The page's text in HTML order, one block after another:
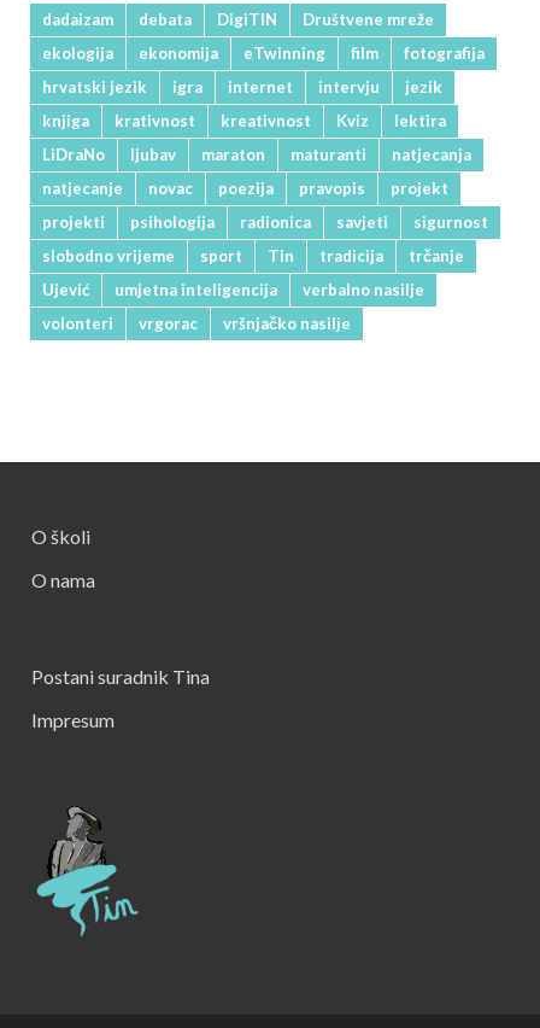
dadaizam debata DigiTIN
Društvene mreže
ekologija
ekonomija eTwinning film
fotografija
hrvatski jezik
igra internet intervju
jezik
knjiga
krativnost kreativnost Kviz
lektira
LiDraNo
ljubav maraton maturanti
natjecanja
natjecanje
novac poezija pravopis
projekt
projekti
psihologija radionica savjeti
sigurnost
slobodno vrijeme
sport Tin tradicija
trčanje
Ujević
umjetna inteligencija
verbalno nasilje
volonteri
vrgorac vršnjačko nasilje
O školi
O nama
Postani suradnik Tina
Impresum